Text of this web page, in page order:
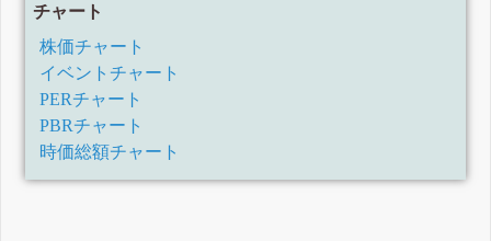
チャート
株価チャート
イベントチャート
PERチャート
PBRチャート
時価総額チャート